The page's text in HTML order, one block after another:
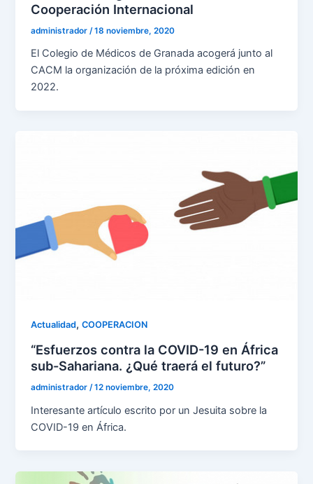
Cooperación Internacional
administrador /18 noviembre, 2020
El Colegio de Médicos de Granada acogerá junto al
CACM la organización de la próxima edición en
2022.
Actualidad,COOPERACION
“Esfuerzos contra la COVID-19 en África
sub-Sahariana. ¿Qué traerá el futuro?”
administrador /12 noviembre, 2020
Interesante artículo escrito por un Jesuita sobre la
COVID-19 en África.